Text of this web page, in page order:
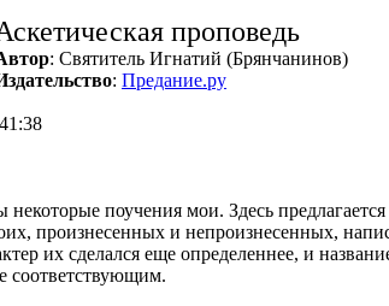
проповедь
: Святитель Игнатий (Брянчанинов)
: Предание.ру
поучения мои. Здесь
произнесенных и непроизнесенных,
их сделался еще определеннее, и
соответствующим.